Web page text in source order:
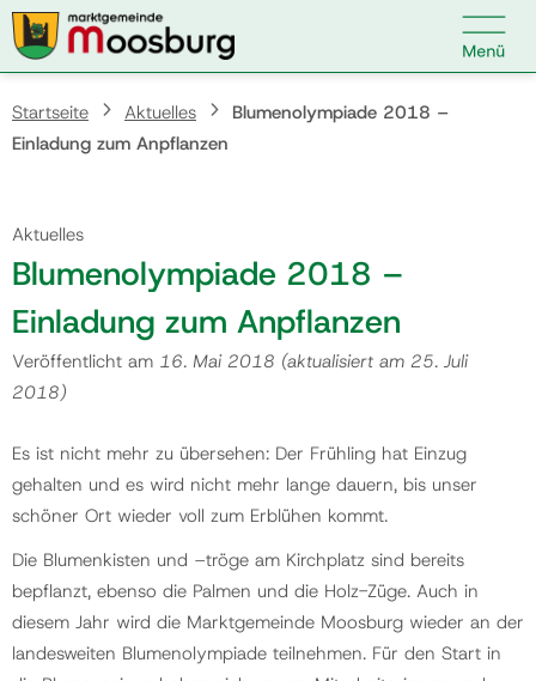
Kontakt 
Suche nach:
Startseite
Kundenservice
Ihr Anliegen
Veranstaltungen
Politik
Gemeinde
Startseite Aktuelles
Blumenolympiade 2018 –
Einladung zum Anpflanzen
Aktuelles
Blumenolympiade 2018 –
Einladung zum Anpflanzen
Veröffentlicht am 16. Mai 2018 (aktualisiert am 25. Juli
2018)
Es ist nicht mehr zu übersehen: Der Frühling hat Einzug
gehalten und es wird nicht mehr lange dauern, bis unser
schöner Ort wieder voll zum Erblühen kommt.
Die Blumenkisten und –tröge am Kirchplatz sind bereits
bepflanzt, ebenso die Palmen und die Holz-Züge. Auch in
diesem Jahr wird die Marktgemeinde Moosburg wieder an der
landesweiten Blumenolympiade teilnehmen. Für den Start in